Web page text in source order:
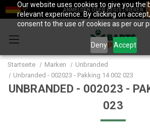
Our website uses cookies to give you the
relevant experience. By clicking on
consent to the use of cookies as per our
Deny Accept
ANMELDEN ODER REGISTRIEREN
Startseite Marken
Unbranded
Unbranded - 002023 - Pakking 14 002 023
UNBRANDED - 002023 -
023